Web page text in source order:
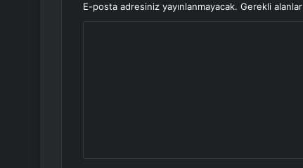
E-posta adresiniz yayınlanmayacak. Gerekli alanlar